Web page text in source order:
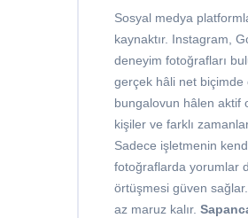
Sosyal medya
kaynaktır. Instagram,
deneyim fotoğrafları
gerçek hâli net biçimde
bungalovun hâlen aktif
kişiler ve farklı
Sadece işletmenin
fotoğraflarda yorumlar
örtüşmesi güven
az maruz kalır.